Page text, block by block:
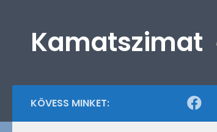
Kamatszimat
KÖVESS MINKET: